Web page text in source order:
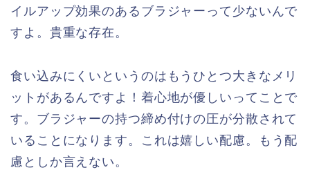
イルアップ効果のあるブラジャーって少ないんで
すよ。貴重な存在。
食い込みにくいというのはもうひとつ大きなメリ
ットがあるんですよ！着心地が優しいってことで
す。ブラジャーの持つ締め付けの圧が分散されて
いることになります。これは嬉しい配慮。もう配
慮としか言えない。